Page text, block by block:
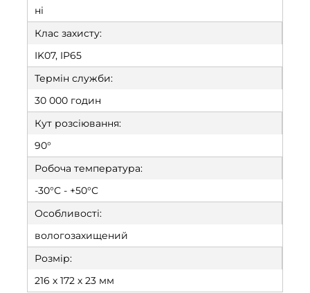
ні
Клас захисту:
IK07, IP65
Термін служби:
30 000 годин
Кут розсіювання:
90°
Робоча температура:
-30°С - +50°С
Особливості:
вологозахищений
Розмір:
216 х 172 х 23 мм